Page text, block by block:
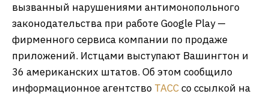
вызванный нарушениями антимонопольного
законодательства при работе Google Play —
фирменного сервиса компании по продаже
приложений. Истцами выступают Вашингтон и
36 американских штатов. Об этом сообщило
информационное агентство ТАССсо ссылкой на